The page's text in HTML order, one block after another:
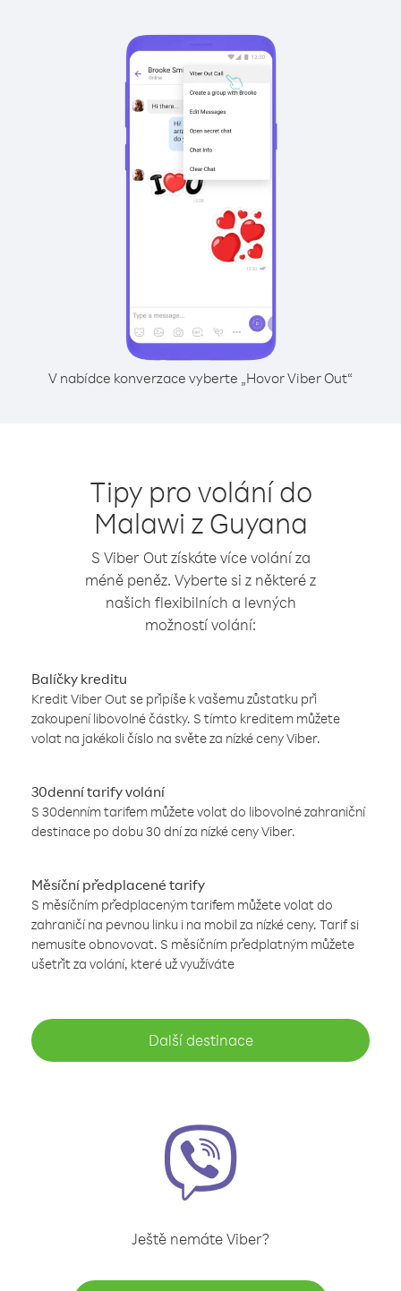
V nabídce konverzace vyberte „Hovor Viber Out“
Tipy pro volání do
Malawi z Guyana
S Viber Out získáte více volání za
méně peněz. Vyberte si z některé z
našich flexibilních a levných
možností volání:
Balíčky kreditu
Kredit Viber Out se připíše k vašemu zůstatku při
zakoupení libovolné částky. S tímto kreditem můžete
volat na jakékoli číslo na světe za nízké ceny Viber.
30denní tarify volání
S 30denním tarifem můžete volat do libovolné zahraniční
destinace po dobu 30 dní za nízké ceny Viber.
Měsíční předplacené tarify
S měsíčním předplaceným tarifem můžete volat do
zahraničí na pevnou linku i na mobil za nízké ceny. Tarif si
nemusíte obnovovat. S měsíčním předplatným můžete
ušetřit za volání, které už využíváte
Další destinace
Ještě nemáte Viber?